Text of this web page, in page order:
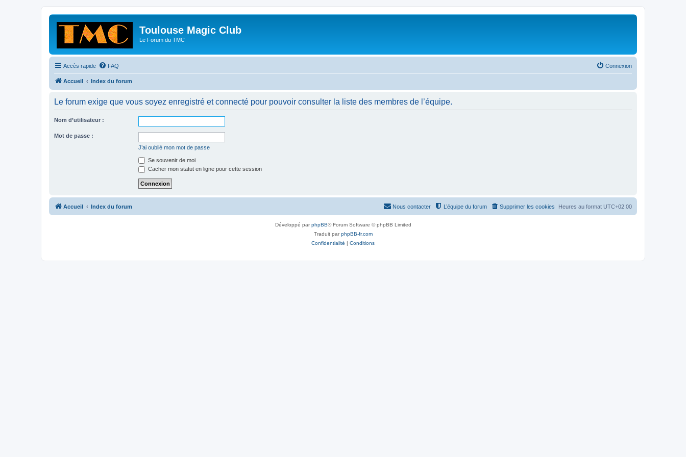
Toulouse Magic Club
Le Forum du TMC
Accès rapide FAQ Connexion
Accueil Index du forum
Le forum exige que vous soyez enregistré et connecté pour pouvoir consulter la liste des membres de l’équipe.
Nom d’utilisateur :
Mot de passe :
J’ai oublié mon mot de passe
Se souvenir de moi
Cacher mon statut en ligne pour cette session
Accueil Index du forum Heures au format UTC+02:00
Supprimer les cookies
L’équipe du forum
Nous contacter
Développé parphpBB® Forum Software © phpBB Limited
Traduit parphpBB-fr.com
Confidentialité | Conditions